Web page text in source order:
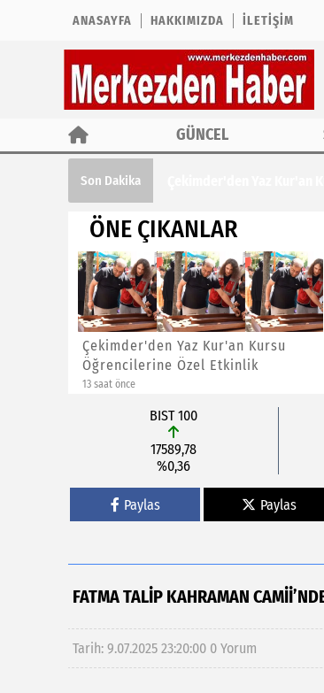
ANASAYFA HAKKIMIZDA İLETIŞIM
GÜNCEL
Son Dakika
ÖNE ÇIKANLAR
Çekimder'den Yaz Kur'an Kursu
Öğrencilerine Özel Etkinlik
13 saat önce
BIST 100
17589,78
%0,36
Paylas Paylas
FATMA TALIP KAHRAMAN
Tarih: 9.07.2025 23:20:00 0 Yorum